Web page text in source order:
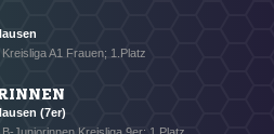
A1 Frauen; 1.Platz
(7er)